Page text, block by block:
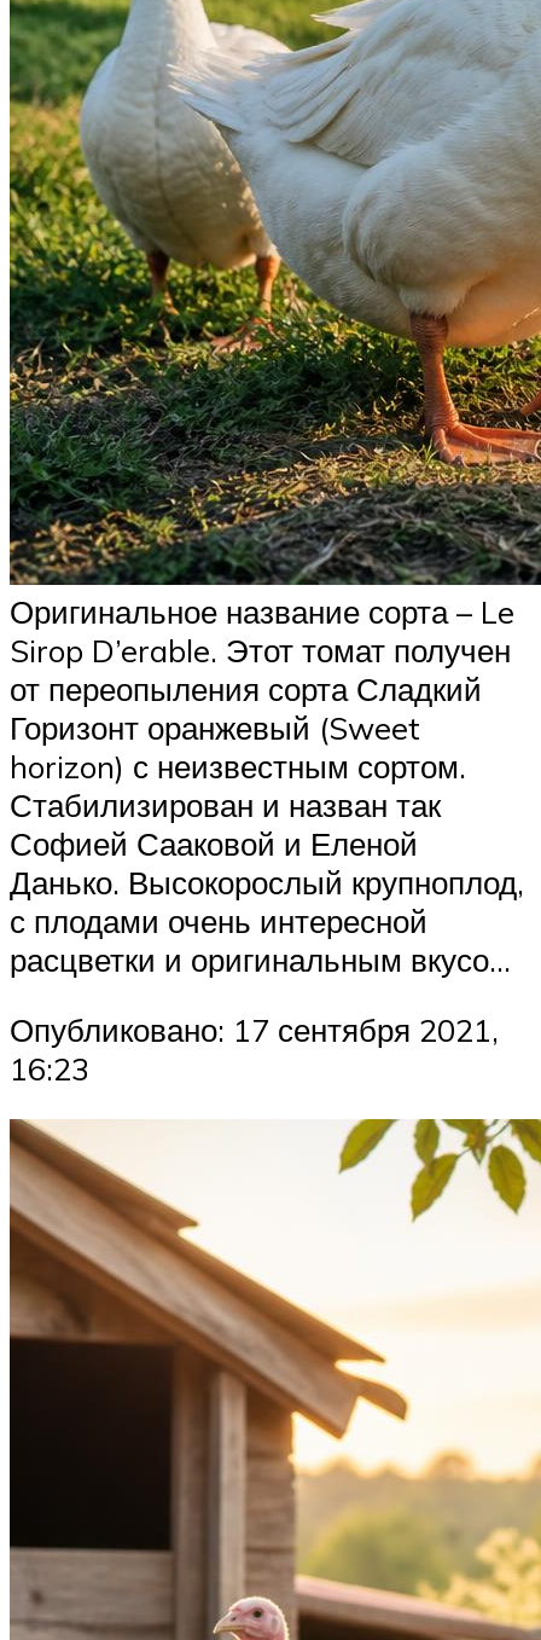
Оригинальное название сорта – Le
Sirop D’erable. Этот томат получен
от переопыления сорта Сладкий
Горизонт оранжевый (Sweet
horizon) с неизвестным сортом.
Стабилизирован и назван так
Софией Сааковой и Еленой
Данько. Высокорослый крупноплод,
с плодами очень интересной
расцветки и оригинальным вкусо…
Опубликовано: 17 сентября 2021,
16:23